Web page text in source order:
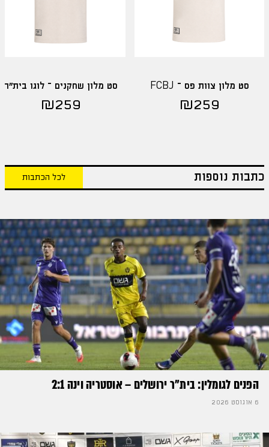
סט מלון צוות פס – FCBJ
₪259
סט מלון שחקנים – לוגו בית"ר
₪259
כתבות נוספות לכל הכתבות
הפנים לגומלין: בית״ר ירושלים – אוסטריה וינה 2:1
6 אוגוסט 2026